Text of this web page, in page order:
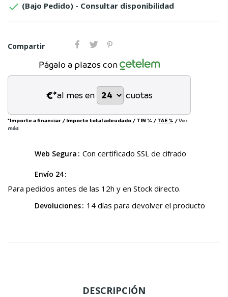
 (Bajo Pedido) - Consultar disponibilidad
Compartir
Págalo a plazos con
€*al mes en cuotas
*Importe a financiar / Importe total adeudado / TIN % / TAE % /Ver
más
Web Segura Con certificado SSL de cifrado
Envío 24
Para pedidos antes de las 12h y en Stock directo.
Devoluciones 14 días para devolver el producto
DESCRIPCIÓN